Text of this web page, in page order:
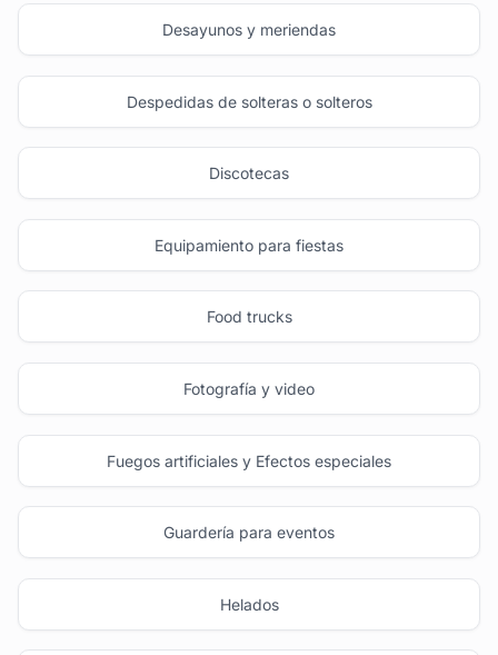
Desayunos y meriendas
Despedidas de solteras o solteros
Discotecas
Equipamiento para fiestas
Food trucks
Fotografía y video
Fuegos artificiales y Efectos especiales
Guardería para eventos
Helados